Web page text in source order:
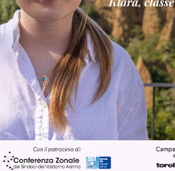
Articolo precedente
Frana di Ricasoli, l’assessore
Bramerini conferma l’impegno della
Regione. Brogi: “Avviato un percorso
per dare risposte ai residenti”
Il
Ultime Notizie